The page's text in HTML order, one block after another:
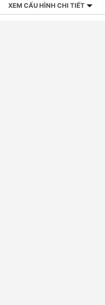
XEM CẤU HÌNH CHI TIẾT